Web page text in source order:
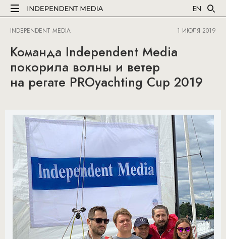
EN
INDEPENDENT MEDIA 1 ИЮЛЯ 2019
Команда Independent Media
покорила волны и ветер
на регате PROyachting Cup 2019